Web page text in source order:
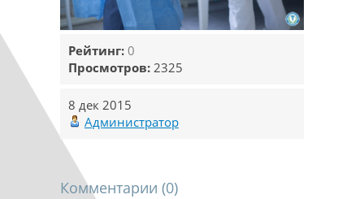
Рейтинг: 0
Просмотров: 2325
8 дек 2015
Администратор
Комментарии (0)